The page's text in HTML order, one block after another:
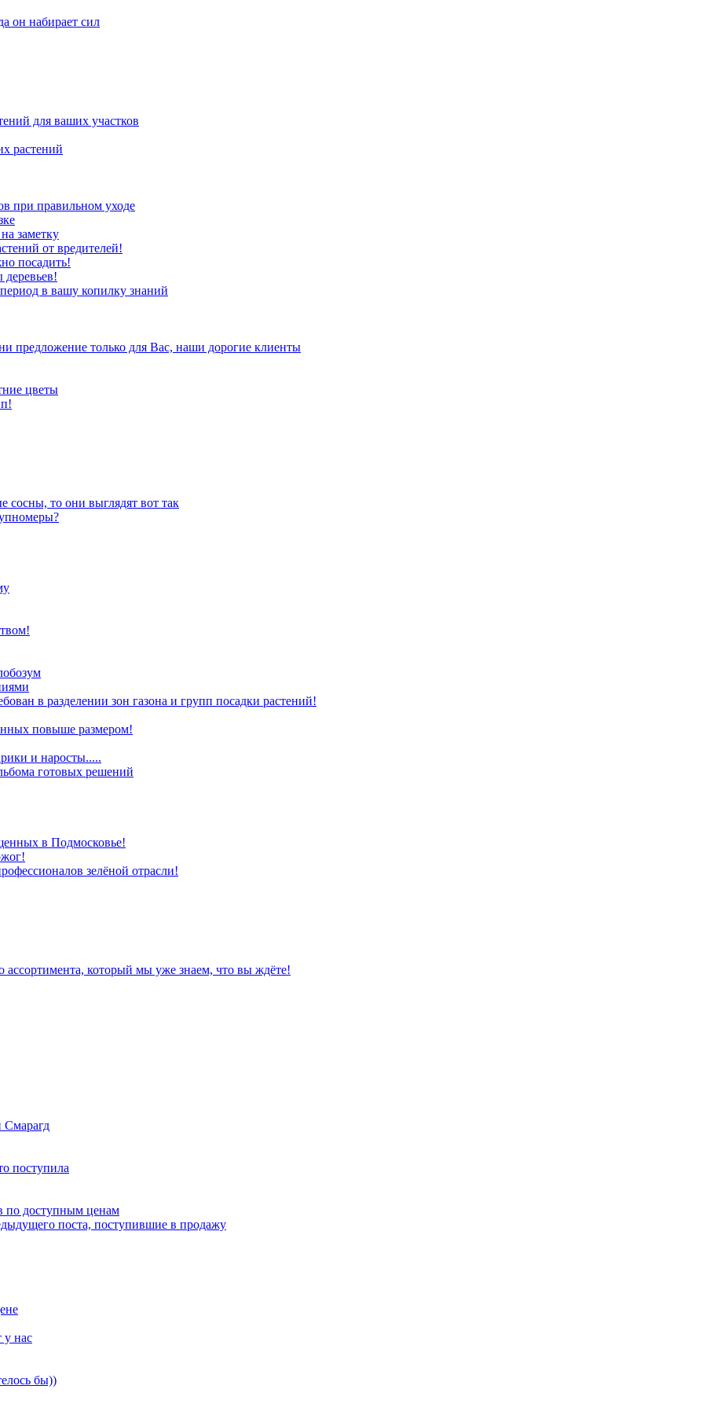
он набирает сил
для ваших участков
растений
при правильном уходе
заметку
от вредителей!
посадить!
деревьев!
в вашу копилку знаний
предложение только для Вас, наши дорогие клиенты
цветы
сосны, то они выглядят вот так
в разделении зон газона и групп посадки растений!
повыше размером!
и наросты.....
готовых решений
в Подмосковье!
зелёной отрасли!
который мы уже знаем, что вы ждёте!
Смарагд
поступила
по доступным ценам
поста, поступившие в продажу
у нас
бы))